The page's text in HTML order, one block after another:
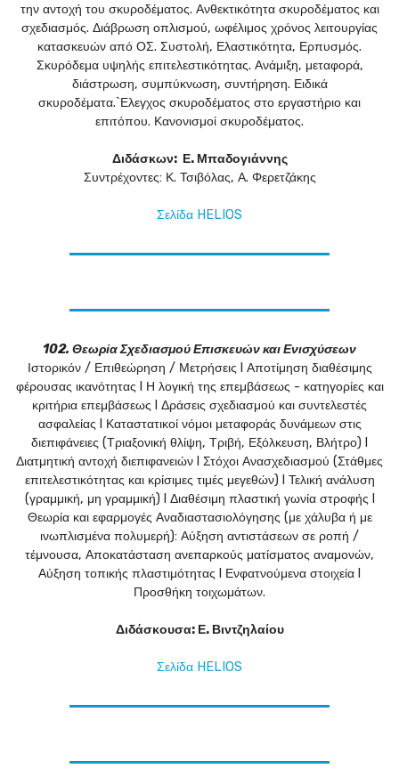
την αντοχή του σκυροδέματος. Ανθεκτικότητα σκυροδέματος και
σχεδιασμός. Διάβρωση οπλισμού, ωφέλιμος χρόνος λειτουργίας
κατασκευών από ΟΣ. Συστολή, Ελαστικότητα, Ερπυσμός.
Σκυρόδεμα υψηλής επιτελεστικότητας. Ανάμιξη, μεταφορά,
διάστρωση, συμπύκνωση, συντήρηση. Ειδικά
σκυροδέματα.`Ελεγχος σκυροδέματος στο εργαστήριο και
επιτόπου. Κανονισμοί σκυροδέματος.
Διδάσκων: Ε. Μπαδογιάννης
Συντρέχοντες: Κ. Τσιβόλας, Α. Φερετζάκης
Σελίδα HELIOS
102. Θεωρία Σχεδιασμού Επισκευών και Ενισχύσεων
Ιστορικόν / Επιθεώρηση / Μετρήσεις l Αποτίμηση διαθέσιμης
φέρουσας ικανότητας l Η λογική της επεμβάσεως - κατηγορίες και
κριτήρια επεμβάσεως l Δράσεις σχεδιασμού και συντελεστές
ασφαλείας l Καταστατικοί νόμοι μεταφοράς δυνάμεων στις
διεπιφάνειες (Τριαξονική θλίψη, Τριβή, Εξόλκευση, Βλήτρο) l
Διατμητική αντοχή διεπιφανειών l Στόχοι Ανασχεδιασμού (Στάθμες
επιτελεστικότητας και κρίσιμες τιμές μεγεθών) l Τελική ανάλυση
(γραμμική, μη γραμμική) l Διαθέσιμη πλαστική γωνία στροφής l
Θεωρία και εφαρμογές Αναδιαστασιολόγησης (με χάλυβα ή με
ινωπλισμένα πολυμερή): Αύξηση αντιστάσεων σε ροπή /
τέμνουσα, Αποκατάσταση ανεπαρκούς ματίσματος αναμονών,
Αύξηση τοπικής πλαστιμότητας l Ενφατνούμενα στοιχεία l
Προσθήκη τοιχωμάτων.
Διδάσκουσα: Ε. Βιντζηλαίου
Σελίδα HELIOS